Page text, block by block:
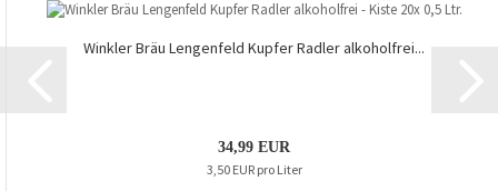
Wink­ler Bräu Len­gen­feld Kup­fer Rad­ler al­ko­hol­frei...
34,99 EUR
3,50 EUR pro Liter